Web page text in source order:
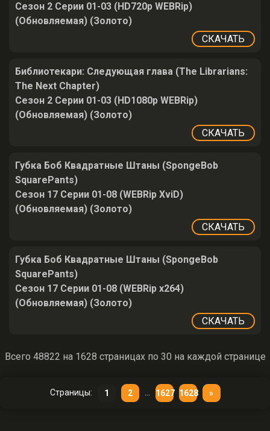
Сезон 2 Серии 01-03 (HD720p WEBRip)
(Обновляемая) (Золото)
СКАЧАТЬ
Библиотекари: Следующая глава (The Librarians:
The Next Chapter)
Сезон 2 Серии 01-03 (HD1080p WEBRip)
(Обновляемая) (Золото)
СКАЧАТЬ
Губка Боб Квадратные Штаны (SpongeBob
SquarePants)
Сезон 17 Серии 01-08 (WEBRip XviD)
(Обновляемая) (Золото)
СКАЧАТЬ
Губка Боб Квадратные Штаны (SpongeBob
SquarePants)
Сезон 17 Серии 01-08 (WEBRip x264)
(Обновляемая) (Золото)
СКАЧАТЬ
Всего 48822 на 1628 страницах по 30 на каждой странице
Страницы: 1 2 1627 1628 »